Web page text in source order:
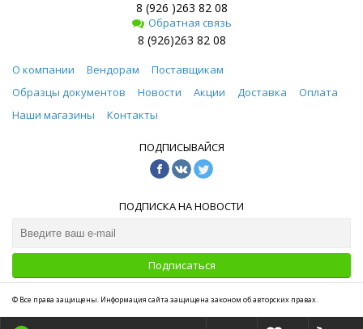
8 (926 )263 82 08
Обратная связь
8 (926)263 82 08
О компании Вендорам
Поставщикам
Образцы документов
Новости Акции Доставка
Оплата
Наши магазины
Контакты
ПОДПИСЫВАЙСЯ
ПОДПИСКА НА НОВОСТИ
Подписаться
© Все права защищены. Информация сайта защищена законом об авторских правах.